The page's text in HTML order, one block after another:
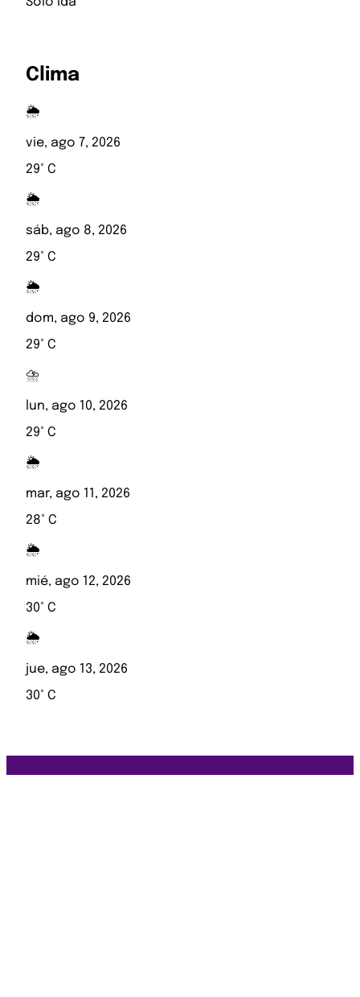
Clima
🌦️
vie, ago 7, 2026
29° C
🌦️
sáb, ago 8, 2026
29° C
🌦️
dom, ago 9, 2026
29° C
⛈️
lun, ago 10, 2026
29° C
🌦️
mar, ago 11, 2026
28° C
🌦️
mié, ago 12, 2026
30° C
🌦️
jue, ago 13, 2026
30° C